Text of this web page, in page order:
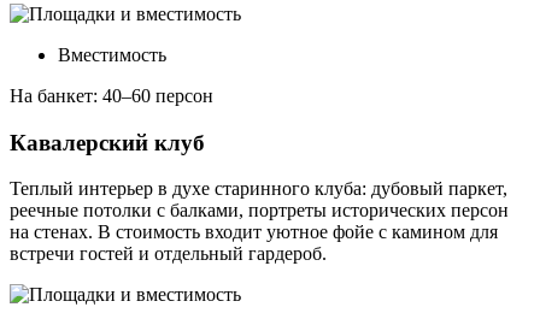
Вместимость
На банкет: 40–60 персон
Кавалерский клуб
Теплый интерьер в духе старинного клуба: дубовый паркет,
реечные потолки с балками, портреты исторических персон
на стенах. В стоимость входит уютное фойе с камином для
встречи гостей и отдельный гардероб.